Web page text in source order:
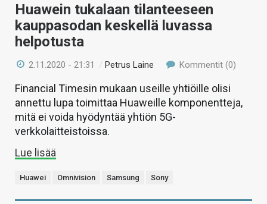
Huawein tukalaan tilanteeseen
kauppasodan keskellä luvassa
helpotusta
2.11.2020 - 21:31 /Petrus Laine Kommentit (0)
Financial Timesin mukaan useille yhtiöille olisi
annettu lupa toimittaa Huaweille komponentteja,
mitä ei voida hyödyntää yhtiön 5G-
verkkolaitteistoissa.
Lue lisää
Huawei Omnivision Samsung Sony